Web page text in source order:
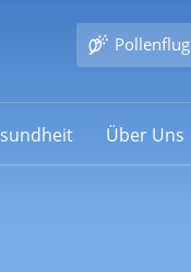
Pollenflug
Über Uns